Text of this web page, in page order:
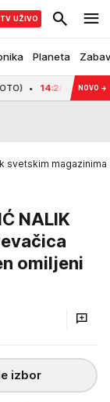
Planeta
TV UŽIVO
CRVENA NOVO →
svetskim magazinima
NALIK
omiljeni
izbor